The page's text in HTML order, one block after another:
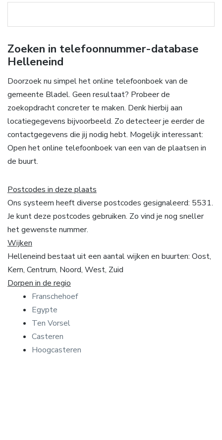
Zoeken in telefoonnummer-database
Helleneind
Doorzoek nu simpel het online telefoonboek van de
gemeente Bladel. Geen resultaat? Probeer de
zoekopdracht concreter te maken. Denk hierbij aan
locatiegegevens bijvoorbeeld. Zo detecteer je eerder de
contactgegevens die jij nodig hebt. Mogelijk interessant:
Open het online telefoonboek van een van de plaatsen in
de buurt.
Postcodes in deze plaats
Ons systeem heeft diverse postcodes gesignaleerd: 5531.
Je kunt deze postcodes gebruiken. Zo vind je nog sneller
het gewenste nummer.
Wijken
Helleneind bestaat uit een aantal wijken en buurten: Oost,
Kern, Centrum, Noord, West, Zuid
Dorpen in de regio
Franschehoef
Egypte
Ten Vorsel
Casteren
Hoogcasteren